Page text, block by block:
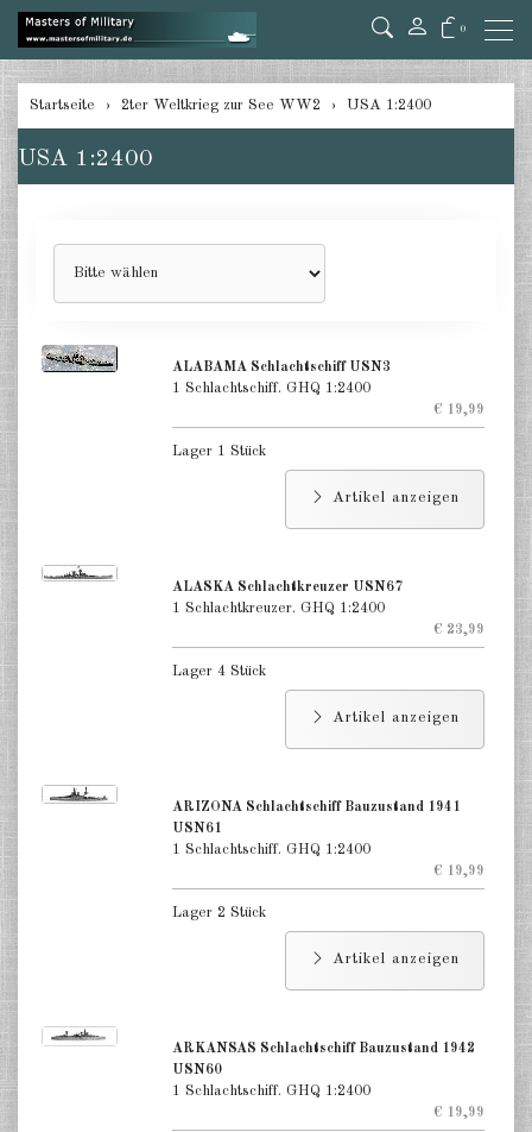
0
zurück
Deutschland 1:2400
Alliierte 1:285/300
Niederlande 1:2400
Startseite 2ter Weltkrieg zur See WW2 USA 1:2400
USA 1:2400
ALABAMA Schlachtschiff USN3
1 Schlachtschiff. GHQ 1:2400
€ 19,99
Lager 1 Stück
Artikel anzeigen
ALASKA Schlachtkreuzer USN67
1 Schlachtkreuzer. GHQ 1:2400
€ 23,99
Lager 4 Stück
Artikel anzeigen
ARIZONA Schlachtschiff Bauzustand 1941
USN61
1 Schlachtschiff. GHQ 1:2400
€ 19,99
Lager 2 Stück
Artikel anzeigen
ARKANSAS Schlachtschiff Bauzustand 1942
USN60
1 Schlachtschiff. GHQ 1:2400
€ 19,99